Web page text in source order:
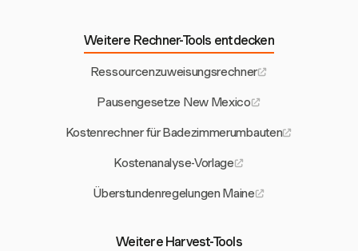
Weitere Rechner-Tools entdecken
Ressourcenzuweisungsrechner
Pausengesetze New Mexico
Kostenrechner für Badezimmerumbauten
Kostenanalyse-Vorlage
Überstundenregelungen Maine
Weitere Harvest-Tools